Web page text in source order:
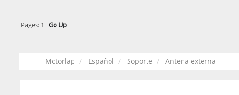
Pages: 1 Go Up
Motorlap Español Soporte Antena externa